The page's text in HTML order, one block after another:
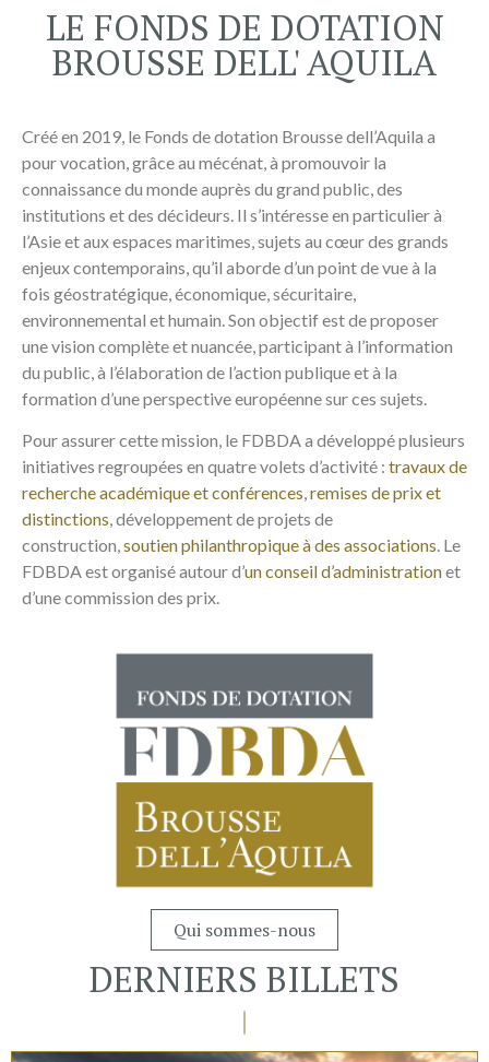
CONNAISSANCE
LE FONDS DE DOTATION
BROUSSE DELL' AQUILA
Créé en 2019, le Fonds de dotation Brousse dell’Aquila a
pour vocation, grâce au mécénat, à promouvoir la
connaissance du monde auprès du grand public, des
institutions et des décideurs. Il s’intéresse en particulier à
l’Asie et aux espaces maritimes, sujets au cœur des grands
enjeux contemporains, qu’il aborde d’un point de vue à la
fois géostratégique, économique, sécuritaire,
environnemental et humain. Son objectif est de proposer
une vision complète et nuancée, participant à l’information
du public, à l’élaboration de l’action publique et à la
formation d’une perspective européenne sur ces sujets.
Pour assurer cette mission, le FDBDA a développé plusieurs
initiatives regroupées en quatre volets d’activité : travaux de
recherche académique et conférences,remises de prix et
distinctions, développement de projets de
construction,soutien philanthropique à des associations. Le
FDBDA est organisé autour d’un conseil d’administrationet
d’une commission des prix.
Qui sommes-nous
DERNIERS BILLETS